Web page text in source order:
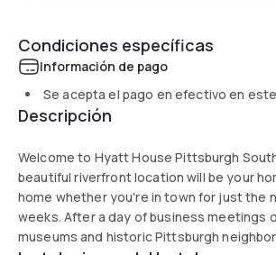
Condiciones específicas
Información de pago
Se acepta el pago en efectivo en
Descripción
Welcome to Hyatt House Pittsburgh
beautiful riverfront location will be your
home whether you're in town for just the
weeks. After a day of business meetings
museums and historic Pittsburgh